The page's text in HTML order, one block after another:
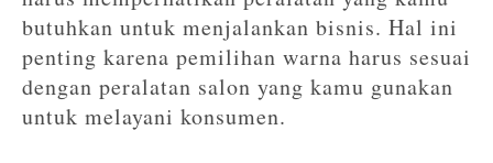
butuhkan untuk menjalankan bisnis. Hal ini
penting karena pemilihan warna harus sesuai
dengan peralatan salon yang kamu gunakan
untuk melayani konsumen.